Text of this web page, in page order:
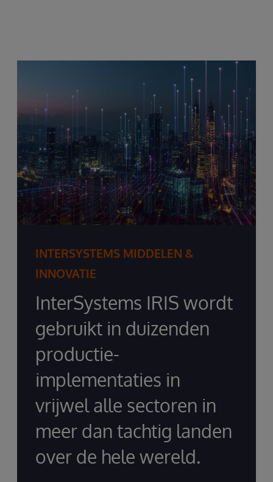
INTERSYSTEMS MIDDELEN &
INNOVATIE
InterSystems IRIS wordt
gebruikt in duizenden
productie-
implementaties in
vrijwel alle sectoren in
meer dan tachtig landen
over de hele wereld.